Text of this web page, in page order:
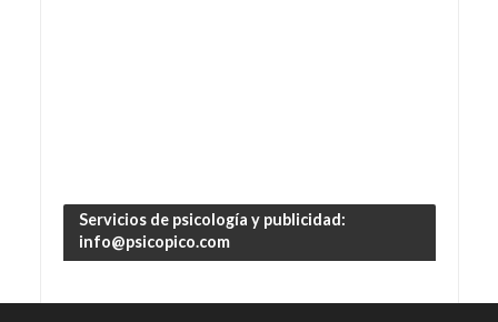
Servicios de psicología y publicidad:
info@psicopico.com